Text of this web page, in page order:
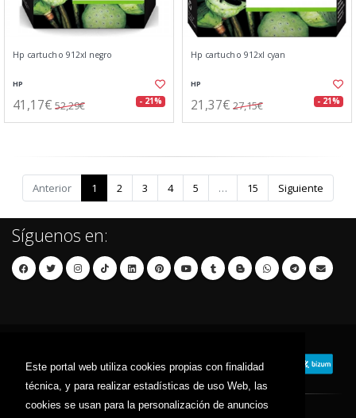
Este portal web utiliza cookies propias con finalidad
técnica, y para realizar estadísticas de uso Web, las
cookies se usan para la personalización de anuncios
Hp cartucho 912xl negro
HP
41,17€ 52,29€ - 21%
Hp cartucho 912xl cyan
HP
21,37€ 27,15€ - 21%
Anterior 1 2 3 4 5 … 15 Siguiente
Síguenos en: